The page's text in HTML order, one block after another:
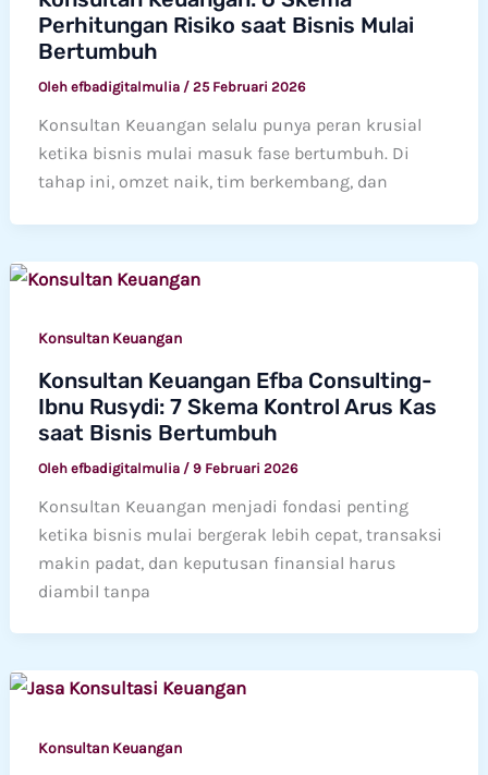
Perhitungan Risiko saat Bisnis Mulai
Bertumbuh
Oleh efbadigitalmulia / 25 Februari 2026
Konsultan Keuangan selalu punya peran krusial
ketika bisnis mulai masuk fase bertumbuh. Di
tahap ini, omzet naik, tim berkembang, dan
Konsultan Keuangan
Konsultan Keuangan Efba Consulting-
Ibnu Rusydi: 7 Skema Kontrol Arus Kas
saat Bisnis Bertumbuh
Oleh efbadigitalmulia / 9 Februari 2026
Konsultan Keuangan menjadi fondasi penting
ketika bisnis mulai bergerak lebih cepat, transaksi
makin padat, dan keputusan finansial harus
diambil tanpa
Konsultan Keuangan